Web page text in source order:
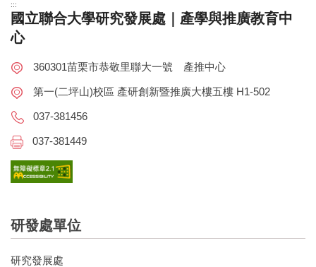
:::
國立聯合大學研究發展處｜產學與推廣教育中
心
360301苗栗市恭敬里聯大一號 產推中心
第一(二坪山)校區 產研創新暨推廣大樓五樓 H1-502
037-381456
037-381449
研發處單位
研究發展處